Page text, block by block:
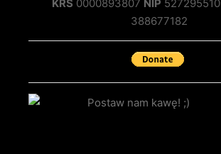
KRS 0000893807 NIP
388677182